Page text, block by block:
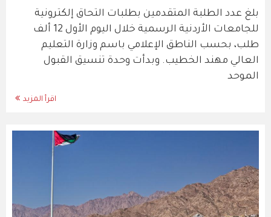
بلغ عدد الطلبة المتقدمين بطلبات التحاق إلكترونية
للجامعات الأردنية الرسمية خلال اليوم الأول 12 ألف
طلب، بحسب الناطق الإعلامي باسم وزارة التعليم
العالي مهند الخطيب. وبدأت وحدة تنسيق القبول
الموحد
اقرأ المزيد